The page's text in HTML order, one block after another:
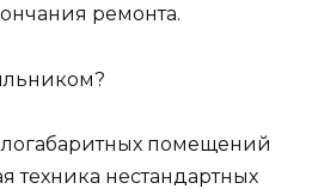
ремонта.
помещений
техника нестандартных